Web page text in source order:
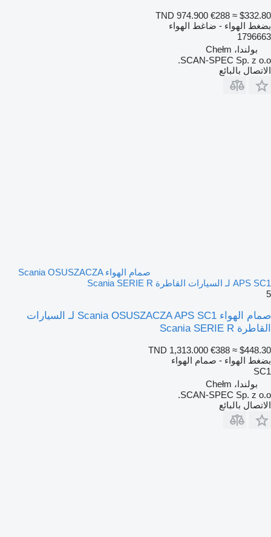
TND 974.900 €288 ≈ $332.80
بضغط الهواء - ضاغط الهواء
1796663
بولندا، Chełm
SCAN-SPEC Sp. z o.o.
الاتصال بالبائع
صمام الهواء Scania OSUSZACZA
APS SC1 لـ السيارات القاطرة Scania SERIE R
5
صمام الهواء Scania OSUSZACZA APS SC1 لـ السيارات
القاطرة Scania SERIE R
TND 1,313.000 €388 ≈ $448.30
بضغط الهواء - صمام الهواء
SC1
بولندا، Chełm
SCAN-SPEC Sp. z o.o.
الاتصال بالبائع